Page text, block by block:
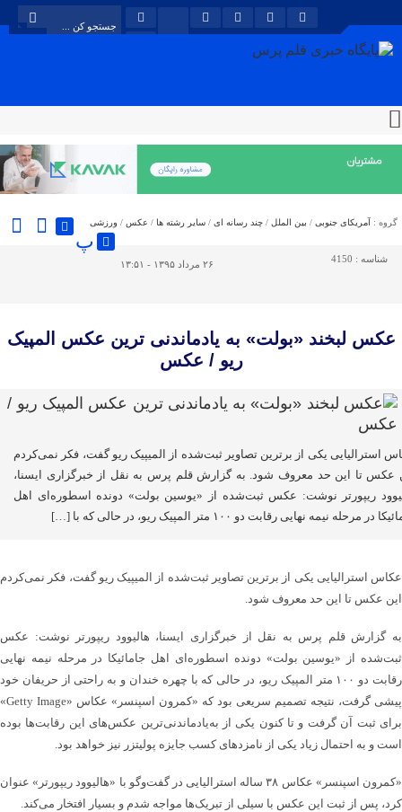
گروه : آمریکای جنوبی / بین الملل / چند رسانه ای / سایر رشته ها / عکس / ورزشی
پ
شناسه : 4150 ۲۶ مرداد ۱۳۹۵ - ۱۳:۵۱
عکس لبخند «بولت» به یادماندنی ترین عکس المپیک
ریو / عکس
استرالیایی یکی از برترین تصاویر ثبت‌شده از المیپیک ریو گفت، فکر نمی‌کردم
عکس تا این حد معروف شود. به گزارش قلم پرس به نقل از خبرگزاری ایسنا،
ریپورتر نوشت: عکس ثبت‌شده از «یوسین بولت» دونده اسطوره‌ای اهل
در مرحله نیمه نهایی رقابت دو ۱۰۰ متر المپیک ریو، در حالی که با […]
عکاس استرالیایی یکی از برترین تصاویر ثبت‌شده از المیپیک ریو گفت، فکر نمی‌کردم
این عکس تا این حد معروف شود.
به گزارش قلم پرس به نقل از خبرگزاری ایسنا، هالیوود ریپورتر نوشت: عکس
ثبت‌شده از «یوسین بولت» دونده اسطوره‌ای اهل جامائیکا در مرحله نیمه نهایی
رقابت دو ۱۰۰ متر المپیک ریو، در حالی که با چهره خندان و به راحتی از حریفان خود
پیشی گرفت، نتیجه تصمیم سریعی بود که «کمرون اسپنسر» عکاس «Getty Image»
برای ثبت آن گرفت و تا کنون یکی از به‌یادماندنی‌ترین عکس‌های این رقابت‌ها بوده
است و به احتمال زیاد یکی از نامزدهای کسب جایزه پولیتزر نیز خواهد بود.
«کمرون اسپنسر» عکاس ۳۸ ساله استرالیایی در گفت‌وگو با «هالیوود ریپورتر» عنوان
کرد، پس از ثبت این عکس با سیلی از تبریک‌ها مواجه شدم و بسیار افتخار می‌کند.